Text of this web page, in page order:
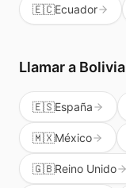
🇪🇨Ecuador
Llamar a Bolivia
🇪🇸España
🇲🇽México
🇬🇧Reino Unido